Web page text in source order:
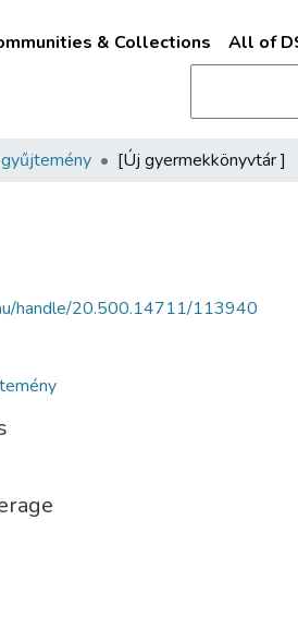
& Collections All of
[Új gyermekkönyvtár ]
handle/20.500.14711/113940